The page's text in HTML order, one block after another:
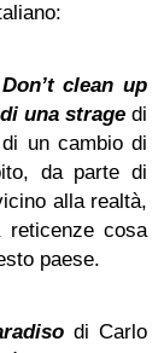
clean up
una strage di
un cambio di
da parte di
alla realtà,
cosa
paese.
di Carlo